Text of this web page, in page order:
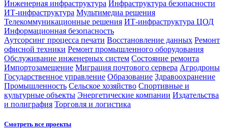
Инженерная инфраструктура Инфраструктура безопасности
ИТ-инфраструктура Мультимедиа решения
Телекоммуникационные решения ИТ-инфраструктура ЦОД
Информационная безопасность
Аутсорсинг процесса печати Восстановление данных Ремонт
офисной техники Ремонт промышленного оборудования
Обслуживание инженерных систем Состояние ремонта
Импортозамещение Миграция почтового сервера Агродроны
Государственное управление Образование Здравоохранение
Промышленность Сельское хозяйство Спортивные и
культурные объекты Энергетические компании Издательства
и полиграфия Торговля и логистика
Смотреть все проекты